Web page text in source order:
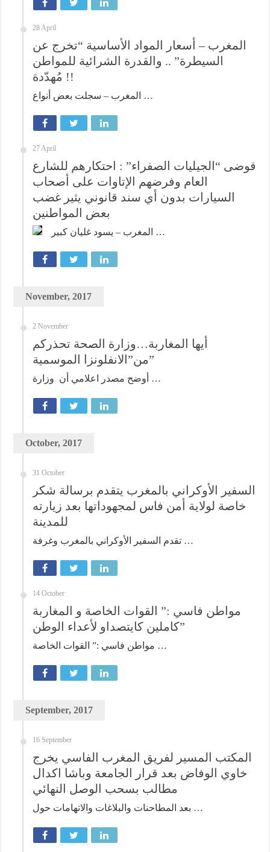
28 April
المغرب – أسعار المواد الأساسية “تخرج عن
السيطرة” .. والقدرة الشرائية للمواطن
مُهدّدة !!
المغرب – سجلت بعض أنواع …
27 April
فوضى “الجيليات الصفراء” : احتكارهم للشارع
العام وفرضهم الإتاوات على أصحاب
السيارات بدون أي سند قانوني يثير غضب
بعض المواطنين
المغرب – يسود غليان كبير …
November, 2017
2 November
أيها المغاربة…وزارة الصحة تحذركم
من”الانفلونزا الموسمية”
أوضح مصدر اعلامي أن وزارة …
October, 2017
31 October
السفير الأوكراني بالمغرب يتقدم برسالة شكر
خاصة لولاية أمن فاس لمجهوداتها بعد زيارته
للمدينة
تقدم السفير الأوكراني بالمغرب وغرفة …
14 October
مواطن فاسي :” القوات الخاصة و المغاربة
كاملين كايتصداو لأعداء الوطن”
مواطن فاسي :” القوات الخاصة …
September, 2017
16 September
المكتب المسير لفريق المغرب الفاسي يخرج
خاوي الوفاض بعد قرار الجامعة وباشا اكدال
مطالب بسحب الوصل النهائي
بعد المطاحنات والبلاغات والاتهامات حول …